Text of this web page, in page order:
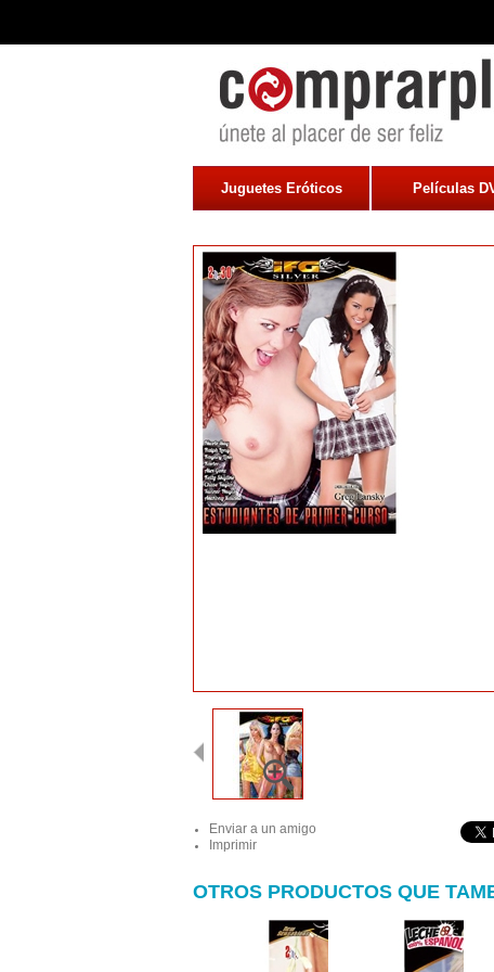
Juguetes Eróticos Películas
Enviar a un amigo
Imprimir
OTROS PRODUCTOS QUE